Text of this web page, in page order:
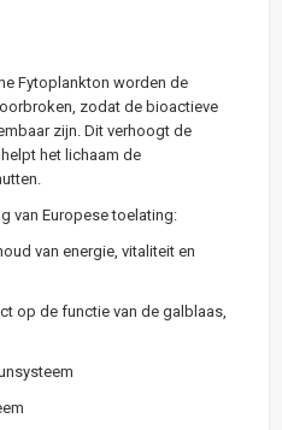
Fytoplankton worden de
zodat de bioactieve
zijn. Dit verhoogt de
het lichaam de
van Europese toelating:
van energie, vitaliteit en
op de functie van de galblaas,
immuunsysteem